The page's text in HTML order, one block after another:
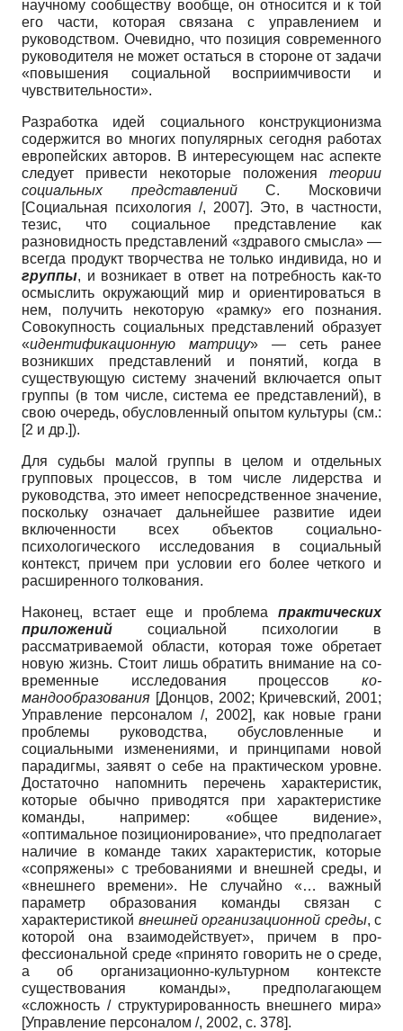
научному сообществу вообще, он отно­сится и к той
его части, которая связана с управлением и
руководством. Очевид­но, что позиция современного
руководи­теля не может остаться в стороне от зада­чи
«повышения социальной восприим­чивости и
чувствительности».
Разработка идей социального конст­рукционизма
содержится во многих по­пулярных сегодня работах
европейских авторов. В интересующем нас аспекте
следует привести некоторые положения теории
социальных представленийС. Московичи
[Социальная психология /, 2007]. Это, в частности,
те­зис, что социальное представление как
разновидность представлений «здравого смысла» —
всегда продукт творчества не только индивида, но и
группы, и возни­кает в ответ на потребность как-то
ос­мыслить окружающий мир и ориентиро­ваться в
нем, получить некоторую «рам­ку» его познания.
Совокупность соци­альных представлений образует
«иден­тификационную матрицу» — сеть ранее
возникших представлений и понятий, когда в
существующую систему значе­ний включается опыт
группы (в том чис­ле, система ее представлений), в
свою очередь, обусловленный опытом культу­ры (cм.:
[2 и др.]).
Для судьбы малой группы в целом и отдельных
групповых процессов, в том числе лидерства и
руководства, это име­ет непосредственное значение,
посколь­ку означает дальнейшее развитие идеи
включенности всех объектов социально­
психологического исследования в соци­альный
контекст, причем при условии его более четкого и
расширенного толко­вания.
Наконец, встает еще и проблема практических
приложений социальной психологии в
рассматриваемой области, которая тоже обретает
новую жизнь. Стоит лишь обратить внимание на со­
временные исследования процессов ко­
мандообразования [Донцов, 2002; Кричевский, 2001;
Управление персоналом /, 2002], как новые грани
проблемы руководства, обуслов­ленные и
социальными изменениями, и принципами новой
парадигмы, заявят о себе на практическом уровне.
Достаточ­но напомнить перечень характеристик,
которые обычно приводятся при харак­теристике
команды, например: «общее видение»,
«оптимальное позициониро­вание», что предполагает
наличие в ко­манде таких характеристик, которые
«сопряжены» с требованиями и внешней среды, и
«внешнего времени». Не слу­чайно «… важный
параметр образования команды связан с
характеристикой внешней организационной среды, с
кото­рой она взаимодействует», причем в про­
фессиональной среде «принято говорить не о среде,
а об организационно-культур­ном контексте
существования коман­ды», предполагающем
«сложность / структурированность внешнего мира»
[Управление персоналом /, 2002, с. 378].